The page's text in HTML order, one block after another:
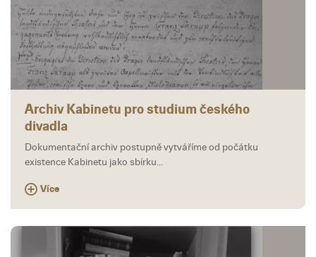
Archiv Kabinetu pro studium českého
divadla
Dokumentační archiv postupně vytváříme od počátku
existence Kabinetu jako sbírku...
Více